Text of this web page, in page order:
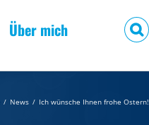
Über mich
/ News / Ich wünsche Ihnen frohe Ostern!